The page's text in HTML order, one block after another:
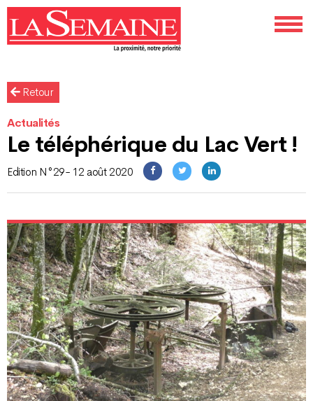
Retour
Actualités
Le téléphérique du Lac Vert !
Edition N°29- 12 août 2020